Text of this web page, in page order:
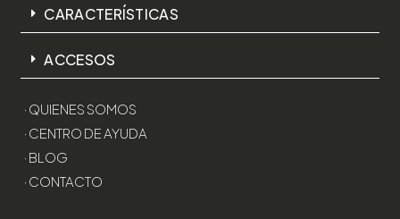
CARACTERÍSTICAS
ACCESOS
· QUIENES SOMOS
· CENTRO DE AYUDA
· BLOG
· CONTACTO